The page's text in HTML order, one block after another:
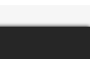
承、噴嘴